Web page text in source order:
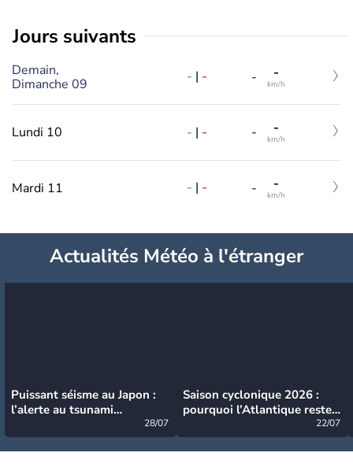
jours suivants
Demain,
Dimanche 09
- | - - -
km/h
Lundi 10 - | - - -
km/h
Mardi 11 - | - - -
km/h
Actualités Météo à l'étranger
Puissant séisme au Japon :
l’alerte au tsunami
28/07
Saison cyclonique 2026 :
pourquoi l’Atlantique reste
22/07